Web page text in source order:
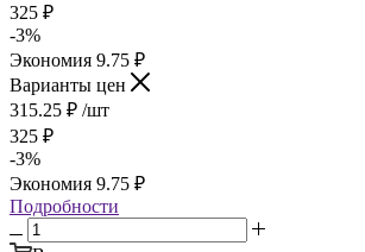
325 ₽
-3%
Экономия 9.75 ₽
Варианты цен
315.25 ₽ /шт
325 ₽
-3%
Экономия 9.75 ₽
Подробности